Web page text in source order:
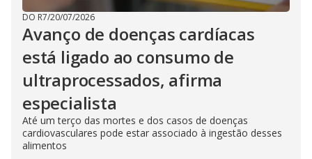
DO R7/20/07/2026
Avanço de doenças cardíacas
está ligado ao consumo de
ultraprocessados, afirma
especialista
Até um terço das mortes e dos casos de doenças
cardiovasculares pode estar associado à ingestão desses
alimentos